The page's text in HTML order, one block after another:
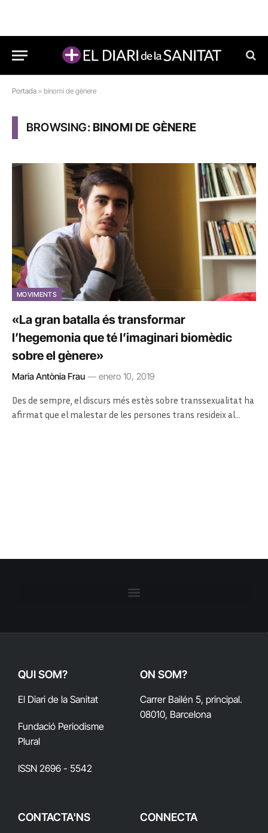
Portada » binomi de gènere
BROWSING:BINOMI DE GÈNERE
MOVIMENTS
«La gran batalla és transformar
l’hegemonia que té l’imaginari biomèdic
sobre el gènere»
Maria Antònia Frau enero 10, 2019
Des de sempre, el discurs més estès sobre transsexualitat ha
afirmat que el malestar de les persones trans resideix al…
QUI SOM?
El Diari de la Sanitat
Fundació Periodisme
Plural
ISSN 2696 - 5542
ON SOM?
Carrer Bailén 5, principal.
08010, Barcelona
CONTACTA'NS CONNECTA